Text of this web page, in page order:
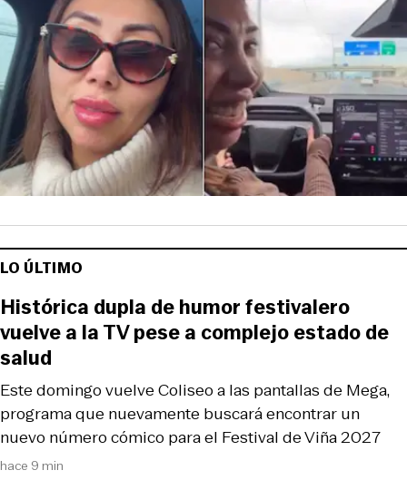
LO ÚLTIMO
hace 9 min
Este domingo vuelve Coliseo a las pantallas de Mega,
programa que nuevamente buscará encontrar un
nuevo número cómico para el Festival de Viña 2027
Histórica dupla de humor festivalero
vuelve a la TV pese a complejo estado de
salud